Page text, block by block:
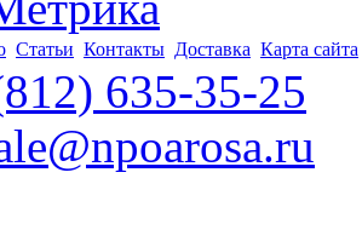
Статьи Контакты Доставка Карта сайта
635-35-25